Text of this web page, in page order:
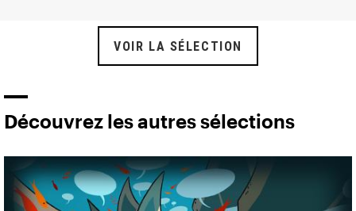
VOIR LA SÉLECTION
Découvrez les autres sélections